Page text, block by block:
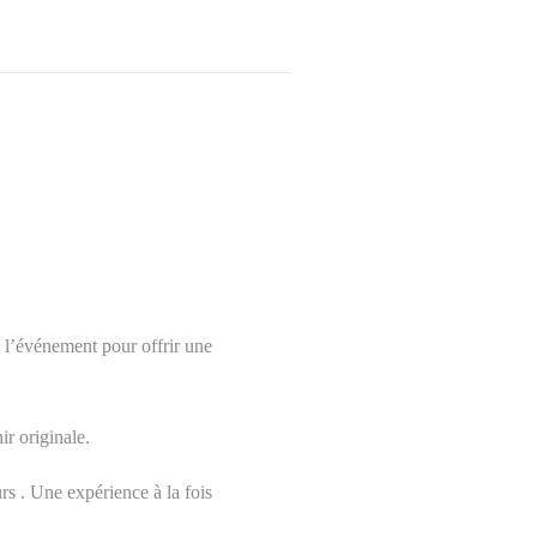
pour offrir une
originale.
. Une expérience à la fois